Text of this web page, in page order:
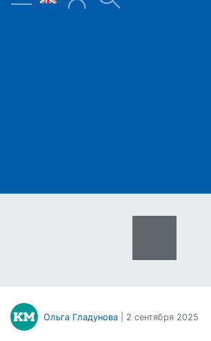
Ольга Гладунова | 2 сентября 2025